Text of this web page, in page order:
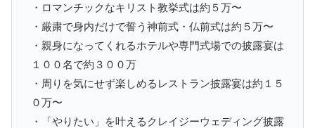
・ロマンチックなキリスト教挙式は約５万〜
・厳粛で身内だけで誓う神前式・仏前式は約５万〜
・親身になってくれるホテルや専門式場での披露宴は
１００名で約３００万
・周りを気にせず楽しめるレストラン披露宴は約１５
０万〜
・「やりたい」を叶えるクレイジーウェディング披露